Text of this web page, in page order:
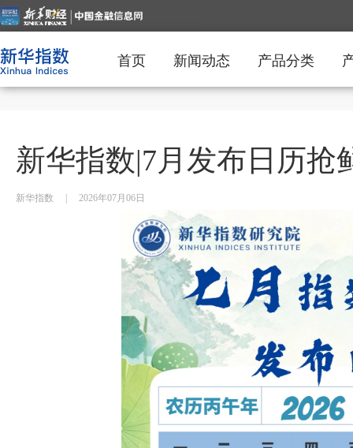
首页 新闻动态 产品分类
新华指数|7月发布日历抢
新华指数 2026年07月06日